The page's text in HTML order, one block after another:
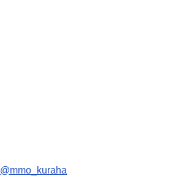
@mmo_kuraha